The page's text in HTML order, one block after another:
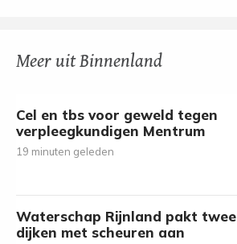
Meer uit Binnenland
Cel en tbs voor geweld tegen
verpleegkundigen Mentrum
19 minuten geleden
Waterschap Rijnland pakt twee
dijken met scheuren aan